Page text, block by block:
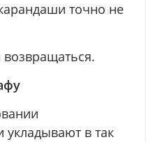
точно не
возвращаться.
в так